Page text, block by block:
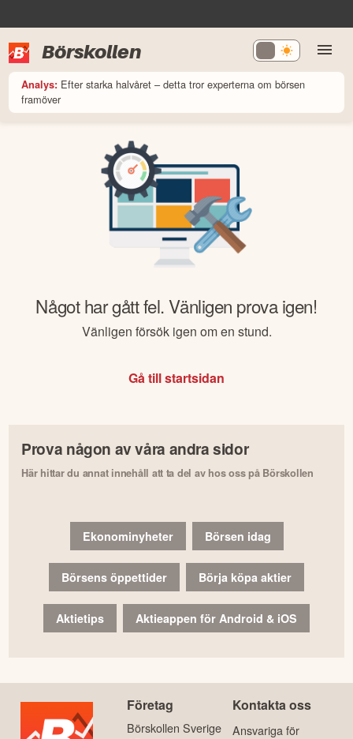
Börskollen
Analys: Efter starka halvåret – detta tror experterna om börsen
framöver
Något har gått fel. Vänligen prova igen!
Vänligen försök igen om en stund.
Gå till startsidan
Prova någon av våra andra sidor
Här hittar du annat innehåll att ta del av hos oss på Börskollen
Ekonominyheter Börsen idag
Börsens öppettider Börja köpa aktier
Aktietips Aktieappen för Android & iOS
Företag
Börskollen Sverige
Kontakta oss
Ansvariga för